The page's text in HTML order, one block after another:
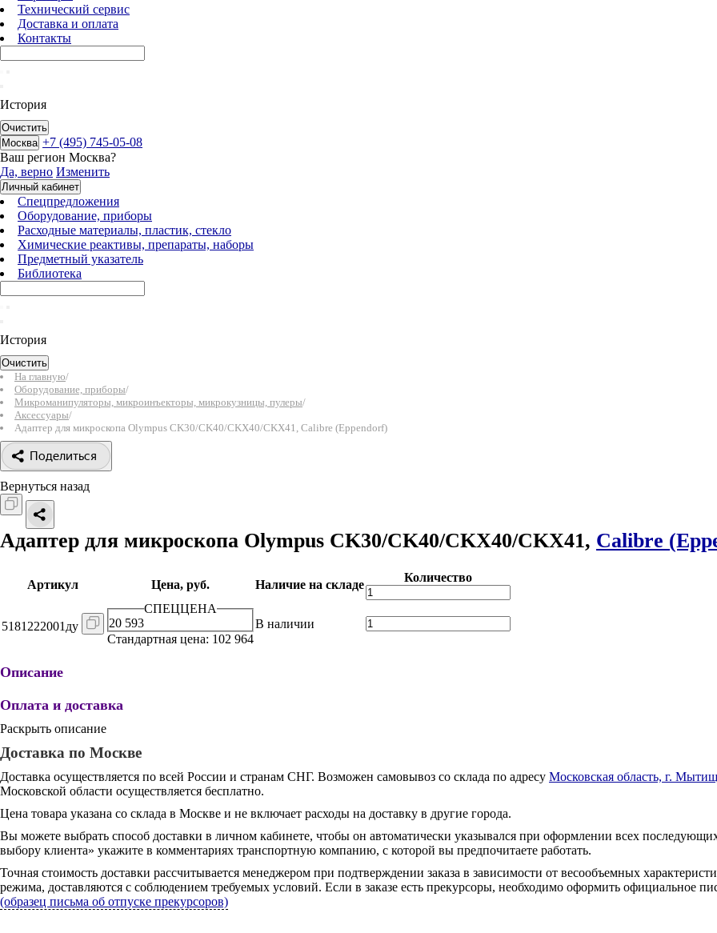
Технический сервис
Доставка и оплата
Контакты
История
Очистить
Москва +7 (495) 745-05-08
Ваш регион Москва?
Да, верно Изменить
Личный кабинет
Спецпредложения
Оборудование, приборы
Расходные материалы, пластик, стекло
Химические реактивы, препараты, наборы
Предметный указатель
Библиотека
История
Очистить
На главную/
Оборудование, приборы/
Микроманипуляторы, микроинъекторы, микрокузницы, пулеры/
Аксессуары/
Адаптер для микроскопа Olympus CK30/CK40/CKX40/CKX41, Calibre (Eppendorf)
Поделиться
Вернуться назад
Адаптер для микроскопа Olympus CK30/CK40/CKX40/CKX41, Calibre
Артикул Цена, руб. Наличие на складе
Количество
5181222001ду
СПЕЦЦЕНА
20 593
Стандартная цена: 102 964
В наличии
Описание
Оплата и доставка
Раскрыть описание
Доставка по Москве
Доставка осуществляется по всей России и странам СНГ. Возможен самовывоз со склада по адресу Московская область, г.
Московской области осуществляется бесплатно.
Цена товара указана со склада в Москве и не включает расходы на доставку в другие города.
Вы можете выбрать способ доставки в личном кабинете, чтобы он автоматически указывался при оформлении всех
выбору клиента» укажите в комментариях транспортную компанию, с которой вы предпочитаете работать.
Точная стоимость доставки рассчитывается менеджером при подтверждении заказа в зависимости от весообъемных
режима, доставляются с соблюдением требуемых условий. Если в заказе есть прекурсоры, необходимо оформить официальное
(образец письма об отпуске прекурсоров)